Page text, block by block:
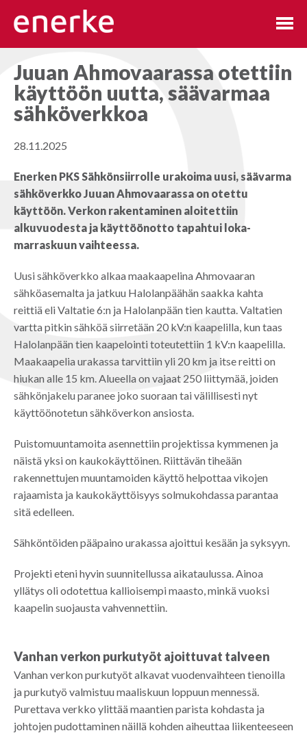
sisältöön
Juuan Ahmovaarassa otettiin
käyttöön uutta, säävarmaa
sähköverkkoa
28.11.2025
Enerken PKS Sähkönsiirrolle urakoima uusi, säävarma
sähköverkko Juuan Ahmovaarassa on otettu
käyttöön. Verkon rakentaminen aloitettiin
alkuvuodesta ja käyttöönotto tapahtui loka-
marraskuun vaihteessa.
Uusi sähköverkko alkaa maakaapelina Ahmovaaran
sähköasemalta ja jatkuu Halolanpäähän saakka kahta
reittiä eli Valtatie 6:n ja Halolanpään tien kautta. Valtatien
vartta pitkin sähköä siirretään 20 kV:n kaapelilla, kun taas
Halolanpään tien kaapelointi toteutettiin 1 kV:n kaapelilla.
Maakaapelia urakassa tarvittiin yli 20 km ja itse reitti on
hiukan alle 15 km. Alueella on vajaat 250 liittymää, joiden
sähkönjakelu paranee joko suoraan tai välillisesti nyt
käyttöönotetun sähköverkon ansiosta.
Puistomuuntamoita asennettiin projektissa kymmenen ja
näistä yksi on kaukokäyttöinen. Riittävän tiheään
rakennettujen muuntamoiden käyttö helpottaa vikojen
rajaamista ja kaukokäyttöisyys solmukohdassa parantaa
sitä edelleen.
Sähköntöiden pääpaino urakassa ajoittui kesään ja syksyyn.
Projekti eteni hyvin suunnitellussa aikataulussa. Ainoa
yllätys oli odotettua kallioisempi maasto, minkä vuoksi
kaapelin suojausta vahvennettiin.
Vanhan verkon purkutyöt ajoittuvat talveen
Vanhan verkon purkutyöt alkavat vuodenvaihteen tienoilla
ja purkutyö valmistuu maaliskuun loppuun mennessä.
Purettava verkko ylittää maantien parista kohdasta ja
johtojen pudottaminen näillä kohden aiheuttaa liikenteeseen